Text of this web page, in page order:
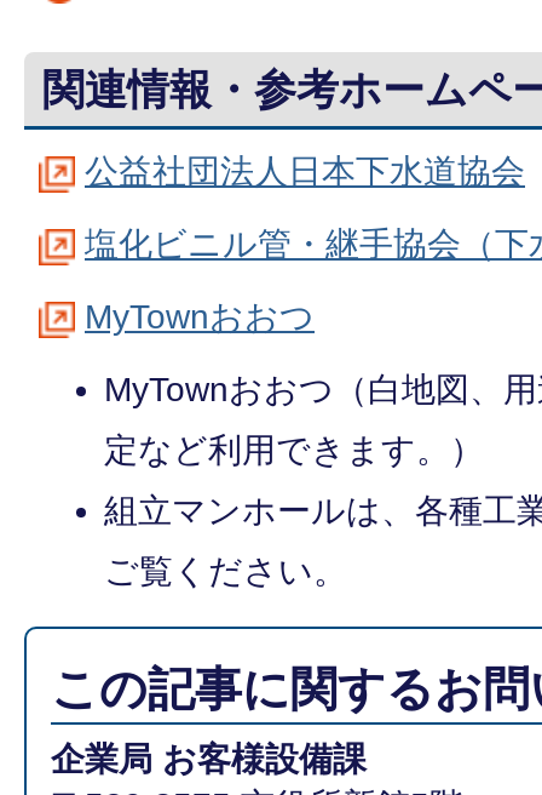
関連情報・参考ホームペ
公益社団法人日本下水道協会
塩化ビニル管・継手協会（下
MyTownおおつ
MyTownおおつ（白地図、
定など利用できます。）
組立マンホールは、各種工
ご覧ください。
この記事に関するお
企業局 お客様設備課